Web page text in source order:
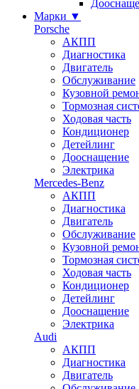
Марки ▼
Porsche
АКПП
Диагностика
Двигатель
Обслуживание
Кузовной
Тормозная
Ходовая часть
Кондиционер
Детейлинг
Дооснащение
Электрика
Mercedes-Benz
АКПП
Диагностика
Двигатель
Обслуживание
Кузовной
Тормозная
Ходовая часть
Кондиционер
Детейлинг
Дооснащение
Электрика
Audi
АКПП
Диагностика
Двигатель